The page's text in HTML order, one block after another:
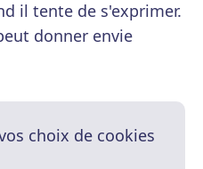
il tente de s'exprimer.
donner envie
choix de cookies